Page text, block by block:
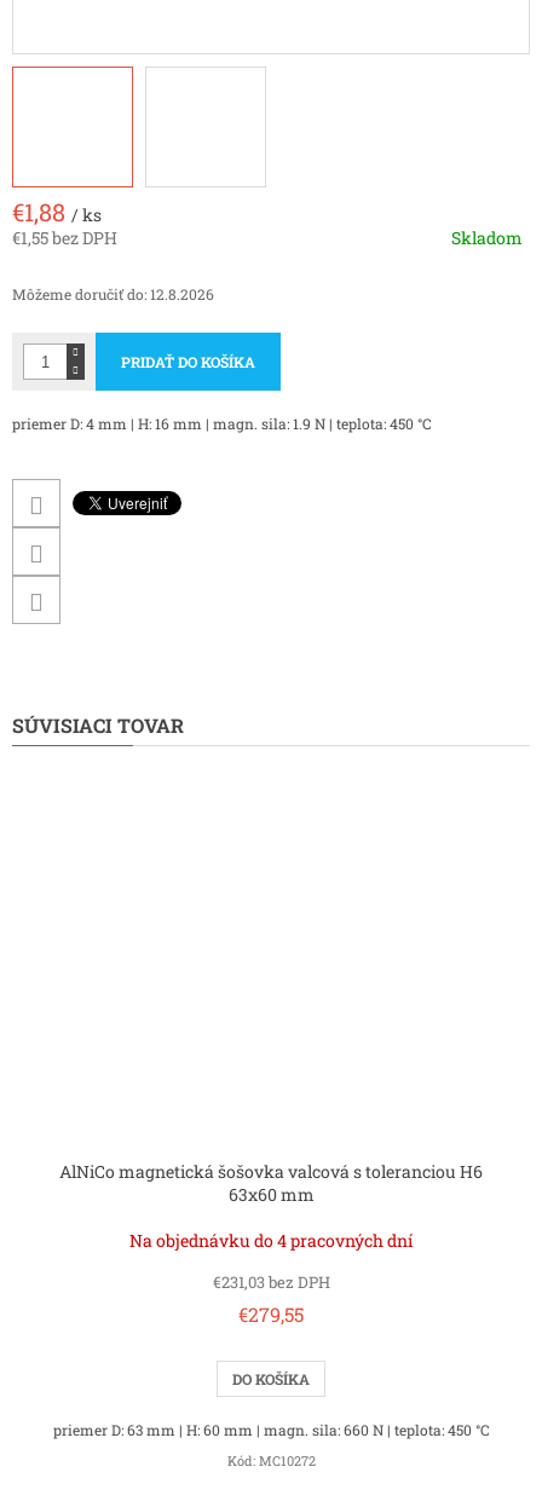
€1,88 / ks
€1,55 bez DPH
cena:
Skladom
Môžeme doručiť do:12.8.2026
PRIDAŤ DO KOŠÍKA
priemer D: 4 mm | H: 16 mm | magn. sila: 1.9 N | teplota: 450 °C
SÚVISIACI TOVAR
AlNiCo magnetická šošovka valcová s toleranciou H6
63x60 mm
Na objednávku do 4 pracovných dní
€231,03 bez DPH
€279,55
DO KOŠÍKA
priemer D: 63 mm | H: 60 mm | magn. sila: 660 N | teplota: 450 °C
Kód: MC10272